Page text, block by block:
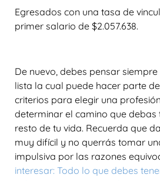
Egresados con una tasa de
primer salario de $2.057.638.
De nuevo, debes pensar
lista la cual puede hacer parte
criterios para elegir una
determinar el camino que
resto de tu vida. Recuerda que
muy difícil y no querrás tomar
impulsiva por las razones
interesar: Todo lo que debes